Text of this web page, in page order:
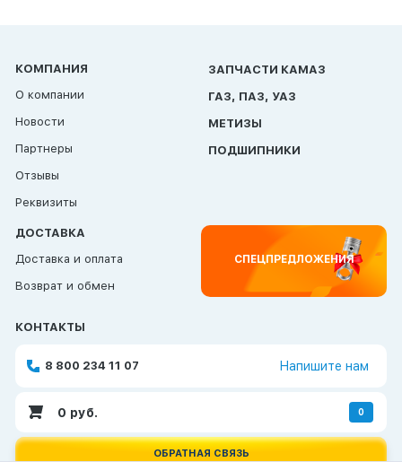
КОМПАНИЯ
О компании
Новости
Партнеры
Отзывы
Реквизиты
ЗАПЧАСТИ КАМАЗ
ГАЗ, ПАЗ, УАЗ
МЕТИЗЫ
ПОДШИПНИКИ
ДОСТАВКА
Доставка и оплата
Возврат и обмен
СПЕЦПРЕДЛОЖЕНИЯ
КОНТАКТЫ
8 800 234 11 07 Напишите нам
0 руб. 0
ОБРАТНАЯ СВЯЗЬ